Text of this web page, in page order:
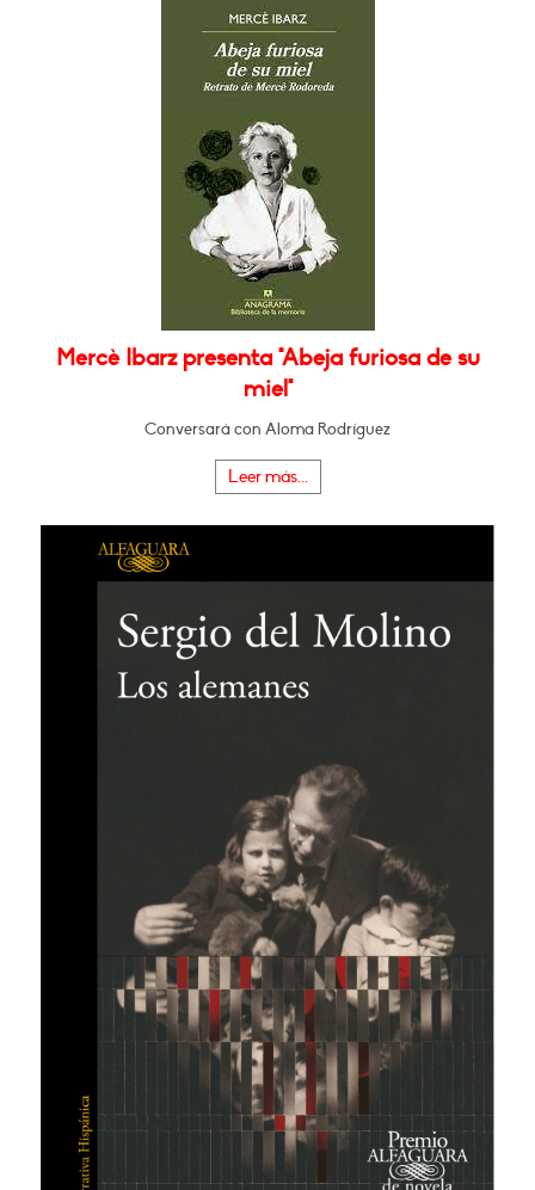
Mercè Ibarz presenta "Abeja furiosa de su
miel"
Conversará con Aloma Rodríguez
Leer más...